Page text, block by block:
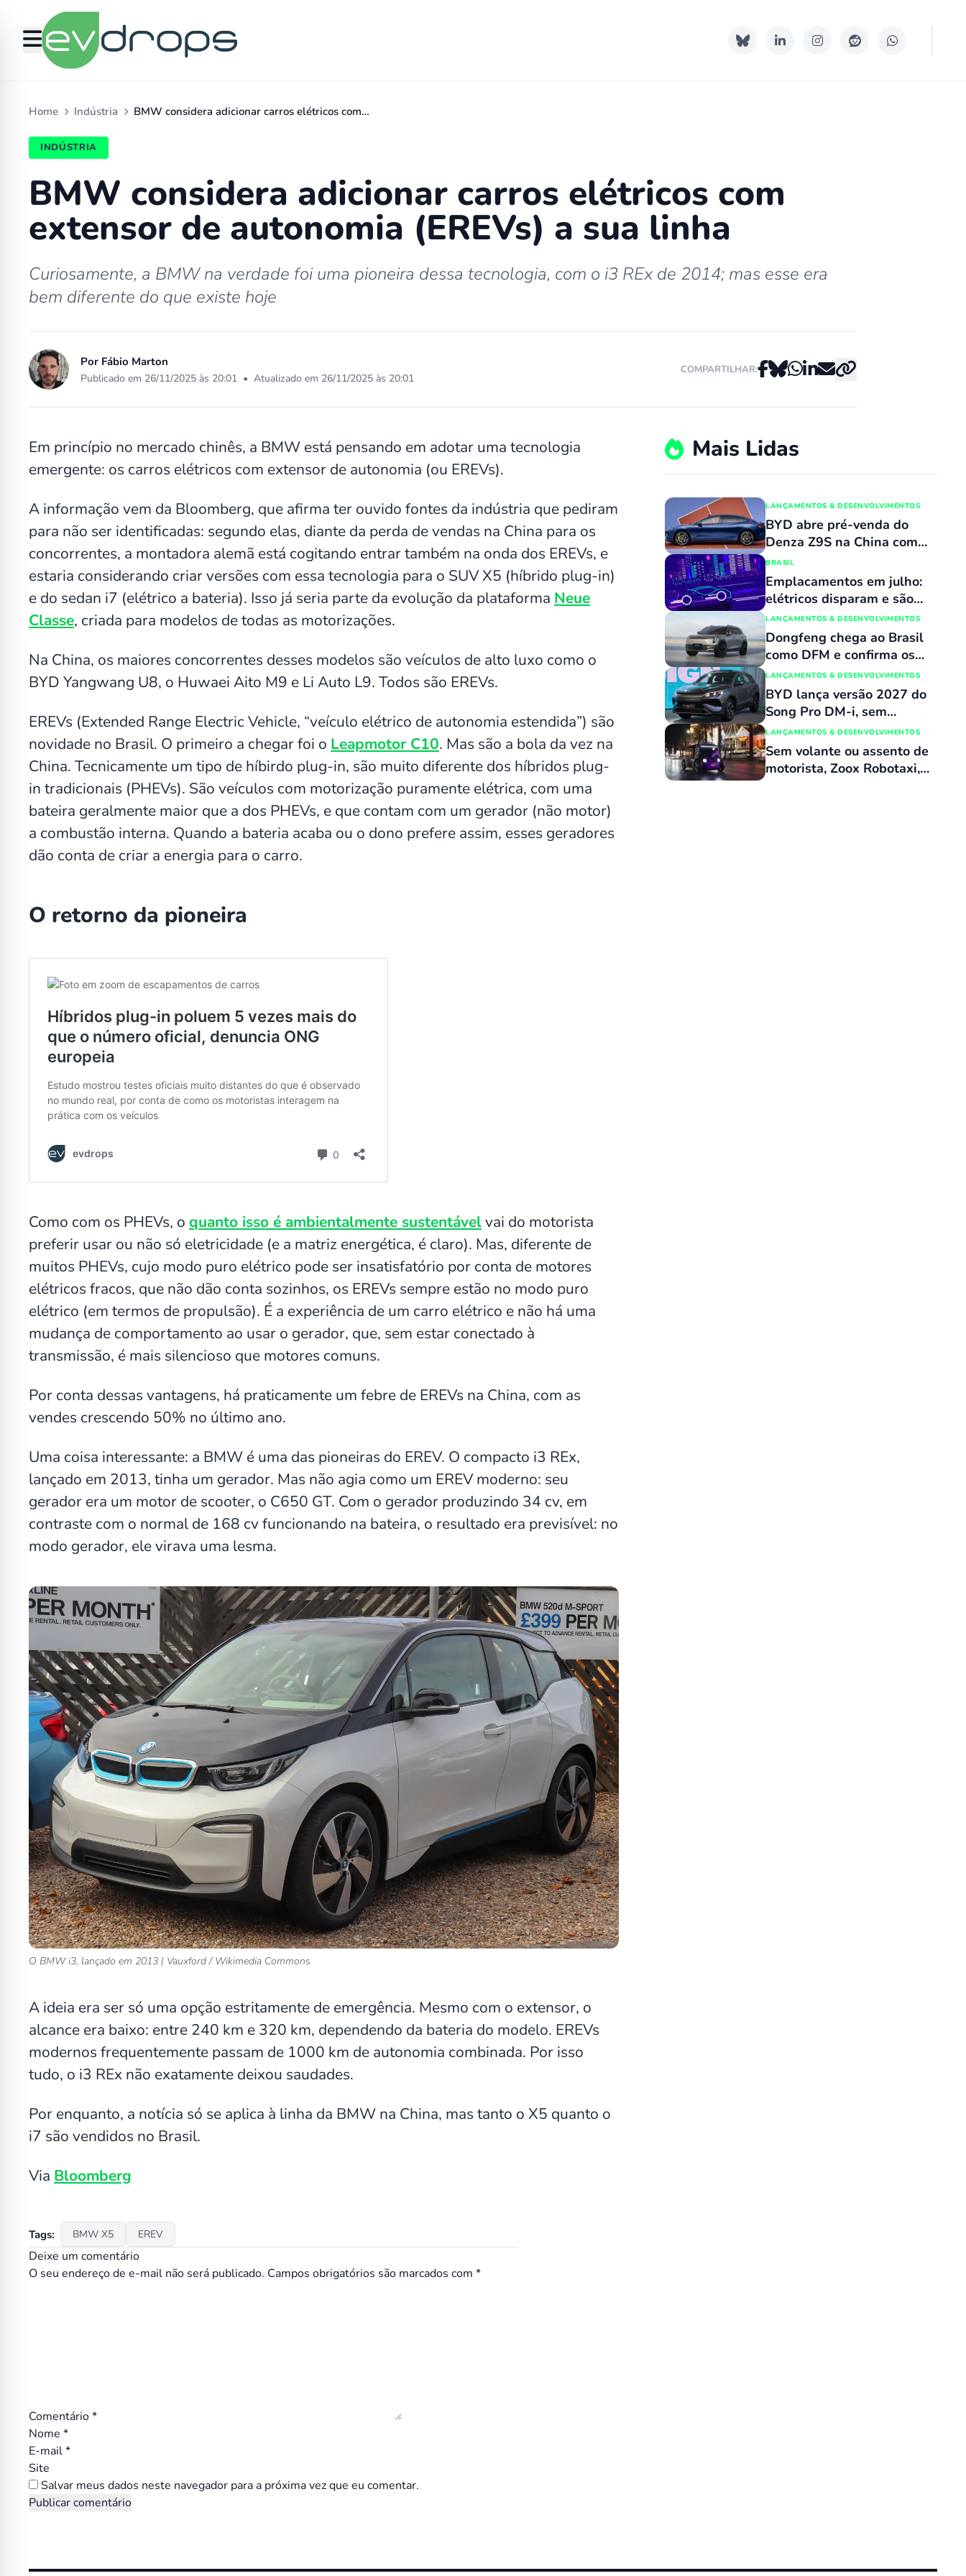
Home Indústria BMW considera adicionar carros elétricos com…
INDÚSTRIA
BMW considera adicionar carros elétricos com
extensor de autonomia (EREVs) a sua linha
Curiosamente, a BMW na verdade foi uma pioneira dessa tecnologia, com o i3 REx de 2014; mas esse era
bem diferente do que existe hoje
Por Fábio Marton
Publicado em 26/11/2025 às 20:01 • Atualizado em 26/11/2025 às 20:01
COMPARTILHAR:
Em princípio no mercado chinês, a BMW está pensando em adotar uma tecnologia
emergente: os carros elétricos com extensor de autonomia (ou EREVs).
A informação vem da Bloomberg, que afirma ter ouvido fontes da indústria que pediram
para não ser identificadas: segundo elas, diante da perda de vendas na China para os
concorrentes, a montadora alemã está cogitando entrar também na onda dos EREVs, e
estaria considerando criar versões com essa tecnologia para o SUV X5 (híbrido plug-in)
e do sedan i7 (elétrico a bateria). Isso já seria parte da evolução da plataforma Neue
Classe, criada para modelos de todas as motorizações.
Na China, os maiores concorrentes desses modelos são veículos de alto luxo como o
BYD Yangwang U8, o Huwaei Aito M9 e Li Auto L9. Todos são EREVs.
EREVs (Extended Range Electric Vehicle, “veículo elétrico de autonomia estendida”) são
novidade no Brasil. O primeiro a chegar foi o Leapmotor C10. Mas são a bola da vez na
China. Tecnicamente um tipo de híbirdo plug-in, são muito diferente dos híbridos plug-
in tradicionais (PHEVs). São veículos com motorização puramente elétrica, com uma
bateira geralmente maior que a dos PHEVs, e que contam com um gerador (não motor)
a combustão interna. Quando a bateria acaba ou o dono prefere assim, esses geradores
dão conta de criar a energia para o carro.
O retorno da pioneira
Como com os PHEVs, o quanto isso é ambientalmente sustentávelvai do motorista
preferir usar ou não só eletricidade (e a matriz energética, é claro). Mas, diferente de
muitos PHEVs, cujo modo puro elétrico pode ser insatisfatório por conta de motores
elétricos fracos, que não dão conta sozinhos, os EREVs sempre estão no modo puro
elétrico (em termos de propulsão). É a experiência de um carro elétrico e não há uma
mudança de comportamento ao usar o gerador, que, sem estar conectado à
transmissão, é mais silencioso que motores comuns.
Por conta dessas vantagens, há praticamente um febre de EREVs na China, com as
vendes crescendo 50% no último ano.
Uma coisa interessante: a BMW é uma das pioneiras do EREV. O compacto i3 REx,
lançado em 2013, tinha um gerador. Mas não agia como um EREV moderno: seu
gerador era um motor de scooter, o C650 GT. Com o gerador produzindo 34 cv, em
contraste com o normal de 168 cv funcionando na bateira, o resultado era previsível: no
modo gerador, ele virava uma lesma.
O BMW i3, lançado em 2013 | Vauxford / Wikimedia Commons
A ideia era ser só uma opção estritamente de emergência. Mesmo com o extensor, o
alcance era baixo: entre 240 km e 320 km, dependendo da bateria do modelo. EREVs
modernos frequentemente passam de 1000 km de autonomia combinada. Por isso
tudo, o i3 REx não exatamente deixou saudades.
Por enquanto, a notícia só se aplica à linha da BMW na China, mas tanto o X5 quanto o
i7 são vendidos no Brasil.
Via Bloomberg
Tags: BMW X5 EREV
Deixe um comentário
O seu endereço de e-mail não será publicado. Campos obrigatórios são marcados com *
Comentário*
Nome *
E-mail*
Site
Salvar meus dados neste navegador para a próxima vez que eu comentar.
Mais Lidas
LANÇAMENTOS & DESENVOLVIMENTOS
BYD abre pré-venda do
Denza Z9S na China com
promessa de carregamento
ultrarrápido
BRASIL
Emplacamentos em julho:
elétricos disparam e são
mais de 12% dos carros
novos; Dolphin Mini não é
mais o número 1 no varejo
LANÇAMENTOS & DESENVOLVIMENTOS
Dongfeng chega ao Brasil
como DFM e confirma os
dois primeiros modelos
para a linha nacional
LANÇAMENTOS & DESENVOLVIMENTOS
BYD lança versão 2027 do
Song Pro DM-i, sem
reajuste de preços, com
várias atualizações e agora
flex
LANÇAMENTOS & DESENVOLVIMENTOS
Sem volante ou assento de
motorista, Zoox Robotaxi,